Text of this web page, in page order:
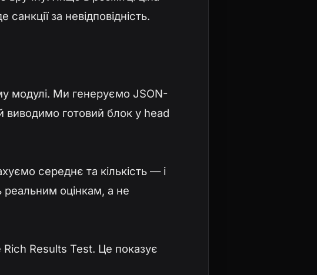
за невідповідність.
модулі. Ми генеруємо JSON-
виводимо готовий блок у head
середнє та кількість — і
реальним оцінкам, а не
Rich Results Test. Це показує